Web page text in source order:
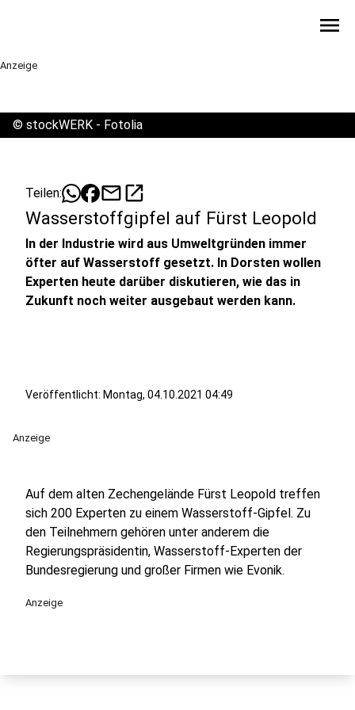
menu
Anzeige
© stockWERK - Fotolia
Teilen: mailopen_in_new
Wasserstoffgipfel auf Fürst Leopold
In der Industrie wird aus Umweltgründen immer
öfter auf Wasserstoff gesetzt. In Dorsten wollen
Experten heute darüber diskutieren, wie das in
Zukunft noch weiter ausgebaut werden kann.
Veröffentlicht: Montag, 04.10.2021 04:49
Anzeige
Auf dem alten Zechengelände Fürst Leopold treffen
sich 200 Experten zu einem Wasserstoff-Gipfel. Zu
den Teilnehmern gehören unter anderem die
Regierungspräsidentin, Wasserstoff-Experten der
Bundesregierung und großer Firmen wie Evonik.
Anzeige